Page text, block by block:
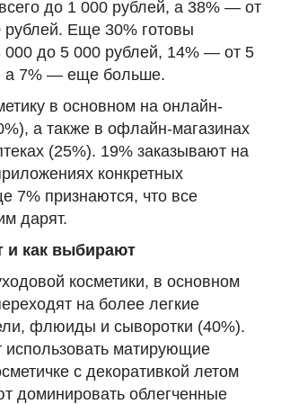
до 1 000 рублей, а 38% — от
рублей. Еще 30% готовы
000 до 5 000 рублей, 14% — от 5
а 7% — еще больше.
в основном на онлайн-
а также в офлайн-магазинах
(25%). 19% заказывают на
конкретных
7% признаются, что все
дарят.
и как выбирают
косметики, в основном
на более легкие
флюиды и сыворотки (40%).
использовать матирующие
с декоративкой летом
доминировать облегченные